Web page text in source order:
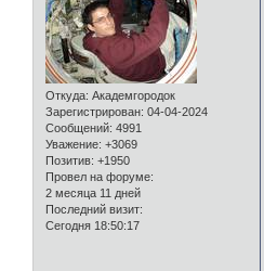
Откуда: Академгородок
Зарегистрирован: 04-04-2024
Сообщений: 4991
Уважение: +3069
Позитив: +1950
Провел на форуме:
2 месяца 11 дней
Последний визит:
Сегодня 18:50:17